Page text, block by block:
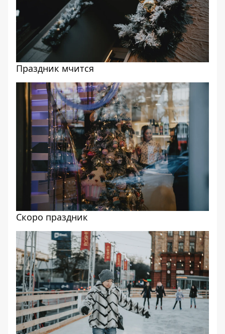
Праздник мчится
Скоро праздник